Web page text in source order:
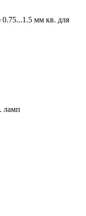
мм кв. для
ламп